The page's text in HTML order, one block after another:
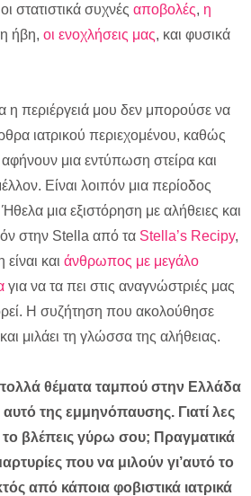
στατιστικά συχνές αποβολές, η
ήβη, οι ενοχλήσεις μας, και φυσικά
η περιέργειά μου δεν μπορούσε να
ιατρικού περιεχομένου, καθώς
αφήνουν μια εντύπωση στείρα και
Είναι λοιπόν μια περίοδος
μια εξιστόρηση με αλήθειες και
στην Stella από τα Stella’s Recipy,
και άνθρωπος με μεγάλο
για να τα πει στις αναγνώστριές μας
Η συζήτηση που ακολούθησε
μιλάει τη γλώσσα της αλήθειας.
θέματα ταμπού στην Ελλάδα
αυτό της εμμηνόπαυσης. Γιατί λες
βλέπεις γύρω σου; Πραγματικά
που να μιλούν γι’αυτό το
από κάποια φοβιστικά ιατρικά